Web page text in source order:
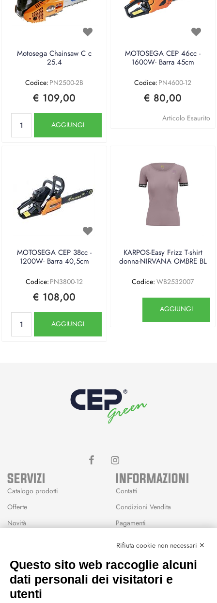
Motosega Chainsaw C c
25.4
Codice: PN2500-2B
€ 109,00
AGGIUNGI
MOTOSEGA CEP 46cc -
1600W- Barra 45cm
Codice: PN4600-12
€ 80,00
Articolo Esaurito
MOTOSEGA CEP 38cc -
1200W- Barra 40,5cm
Codice: PN3800-12
€ 108,00
AGGIUNGI
KARPOS-Easy Frizz T-shirt
donna-NIRVANA OMBRE BL
Codice: WB2532007
AGGIUNGI
SERVIZI
Catalogo prodotti
Offerte
Novità
Wishlist
INFORMAZIONI
Contatti
Condizioni Vendita
Pagamenti
CEP GREEN
Rifiuta cookie non necessari ✕
Questo sito web raccoglie alcuni
dati personali dei visitatori e
utenti